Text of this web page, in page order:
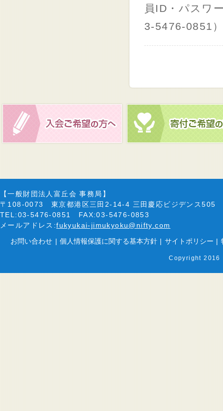
員ID・パスワ
3-5476-0851
【一般財団法人富丘会 事務局】
〒108-0073 東京都港区三田2-14-4 三田慶応ビジデンス505
TEL:03-5476-0851 FAX:03-5476-0853
メールアドレス:fukyukai-jimukyoku@nifty.com
お問い合わせ | 個人情報保護に関する基本方針 | サイトポリシー |
Copyright 2016